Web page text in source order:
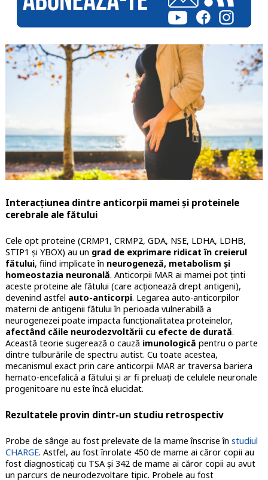
Interacțiunea dintre anticorpii mamei și proteinele
cerebrale ale fătului
Cele opt proteine (CRMP1, CRMP2, GDA, NSE, LDHA, LDHB,
STIP1 și YBOX) au un grad de exprimare ridicat în creierul
fătului, fiind implicate în neurogeneză, metabolism și
homeostazia neuronală. Anticorpii MAR ai mamei pot ținti
aceste proteine ale fătului (care acționează drept antigeni),
devenind astfel auto-anticorpi. Legarea auto-anticorpilor
materni de antigenii fătului în perioada vulnerabilă a
neurogenezei poate impacta funcționalitatea proteinelor,
afectând căile neurodezvoltării cu efecte de durată.
Această teorie sugerează o cauză imunologică pentru o parte
dintre tulburările de spectru autist. Cu toate acestea,
mecanismul exact prin care anticorpii MAR ar traversa bariera
hemato-encefalică a fătului și ar fi preluați de celulele neuronale
progenitoare nu este încă elucidat.
Rezultatele provin dintr-un studiu retrospectiv
Probe de sânge au fost prelevate de la mame înscrise în studiul
CHARGE. Astfel, au fost înrolate 450 de mame ai căror copii au
fost diagnosticați cu TSA și 342 de mame ai căror copii au avut
un parcurs de neurodezvoltare tipic. Probele au fost